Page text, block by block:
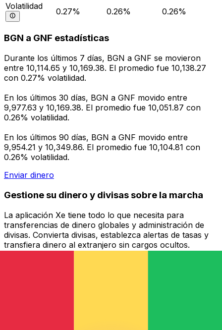
Volatilidad
0.27% 0.26% 0.26%
BGN a GNF estadísticas
Durante los últimos 7 días, BGN a GNF se movieron
entre 10,114.65 y 10,169.38. El promedio fue 10,138.27
con 0.27% volatilidad.
En los últimos 30 días, BGN a GNF movido entre
9,977.63 y 10,169.38. El promedio fue 10,051.87 con
0.26% volatilidad.
En los últimos 90 días, BGN a GNF movido entre
9,954.21 y 10,349.86. El promedio fue 10,104.81 con
0.26% volatilidad.
Enviar dinero
Gestione su dinero y divisas sobre la marcha
La aplicación Xe tiene todo lo que necesita para
transferencias de dinero globales y administración de
divisas. Convierta divisas, establezca alertas de tasas y
transfiera dinero al extranjero sin cargos ocultos.